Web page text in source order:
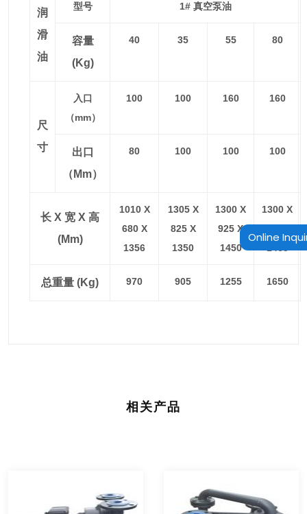
Online
润
滑
油
型号 1# 真空泵油
容量
(kg)
40 35 55 80
尺
寸
入口
（mm）
100 100 160 160
出口
（mm）
80 100 100 100
长 X 宽 X 高
(mm)
1010 X
680 X
1356
1305 X
825 X
1350
1300 X
925 X
1450
1300 X
总重量 (kg) 970 905 1255 1650
相关产品